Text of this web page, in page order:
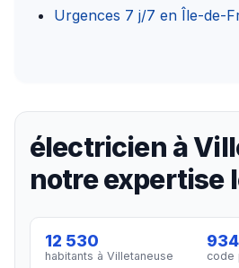
Urgences 7 j/7 en Île-de-
électricien à
notre expertise
12 530
habitants à Villetaneuse code